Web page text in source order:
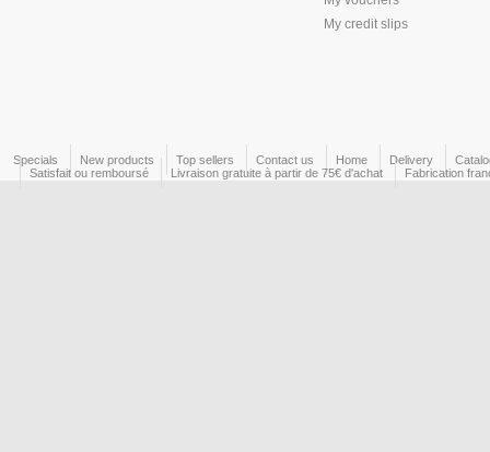
My credit slips
Specials New products Top sellers Contact us Home Delivery
Satisfait ou remboursé
Livraison gratuite à partir de 75€ d'achat Fabrication